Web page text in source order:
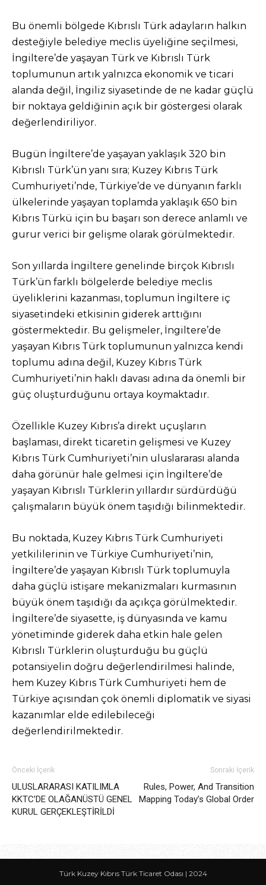
Bu önemli bölgede Kıbrıslı Türk adayların halkın
desteğiyle belediye meclis üyeliğine seçilmesi,
İngiltere’de yaşayan Türk ve Kıbrıslı Türk
toplumunun artık yalnızca ekonomik ve ticari
alanda değil, İngiliz siyasetinde de ne kadar güçlü
bir noktaya geldiğinin açık bir göstergesi olarak
değerlendiriliyor.
Bugün İngiltere’de yaşayan yaklaşık 320 bin
Kıbrıslı Türk’ün yanı sıra; Kuzey Kıbrıs Türk
Cumhuriyeti’nde, Türkiye’de ve dünyanın farklı
ülkelerinde yaşayan toplamda yaklaşık 650 bin
Kıbrıs Türkü için bu başarı son derece anlamlı ve
gurur verici bir gelişme olarak görülmektedir.
Son yıllarda İngiltere genelinde birçok Kıbrıslı
Türk’ün farklı bölgelerde belediye meclis
üyeliklerini kazanması, toplumun İngiltere iç
siyasetindeki etkisinin giderek arttığını
göstermektedir. Bu gelişmeler, İngiltere’de
yaşayan Kıbrıs Türk toplumunun yalnızca kendi
toplumu adına değil, Kuzey Kıbrıs Türk
Cumhuriyeti’nin haklı davası adına da önemli bir
güç oluşturduğunu ortaya koymaktadır.
Özellikle Kuzey Kıbrıs’a direkt uçuşların
başlaması, direkt ticaretin gelişmesi ve Kuzey
Kıbrıs Türk Cumhuriyeti’nin uluslararası alanda
daha görünür hale gelmesi için İngiltere’de
yaşayan Kıbrıslı Türklerin yıllardır sürdürdüğü
çalışmaların büyük önem taşıdığı bilinmektedir.
Bu noktada, Kuzey Kıbrıs Türk Cumhuriyeti
yetkililerinin ve Türkiye Cumhuriyeti’nin,
İngiltere’de yaşayan Kıbrıslı Türk toplumuyla
daha güçlü istişare mekanizmaları kurmasının
büyük önem taşıdığı da açıkça görülmektedir.
İngiltere’de siyasette, iş dünyasında ve kamu
yönetiminde giderek daha etkin hale gelen
Kıbrıslı Türklerin oluşturduğu bu güçlü
potansiyelin doğru değerlendirilmesi halinde,
hem Kuzey Kıbrıs Türk Cumhuriyeti hem de
Türkiye açısından çok önemli diplomatik ve siyasi
kazanımlar elde edilebileceği
değerlendirilmektedir.
Önceki İçerik
ULUSLARARASI KATILIMLA
KKTC’DE OLAĞANÜSTÜ GENEL
KURUL GERÇEKLEŞTİRİLDİ
Sonraki İçerik
Rules, Power, And Transition
Mapping Today’s Global Order
Türk Kuzey Kıbrıs Türk Ticaret Odası | 2024